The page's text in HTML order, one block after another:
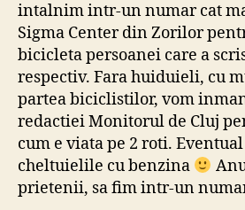
intalnim intr-un numar cat
Sigma Center din Zorilor
bicicleta persoanei care a
respectiv. Fara huiduieli, cu
partea biciclistilor, vom
redactiei Monitorul de Cluj
cum e viata pe 2 roti.
cheltuielile cu benzina
prietenii, sa fim intr-un